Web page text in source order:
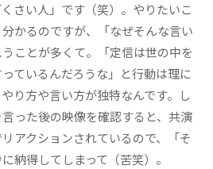
さい人」です（笑）。やりたいこ
かるのですが、「なぜそんな言い
ことが多くて。「定信は世の中を
ているんだろうな」と行動は理に
り方や言い方が独特なんです。し
った後の映像を確認すると、共演
アクションされているので、「そ
納得してしまって（苦笑）。